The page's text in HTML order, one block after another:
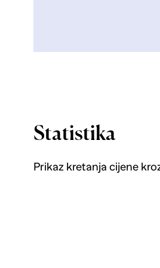
Statistika
Prikaz kretanja cijene